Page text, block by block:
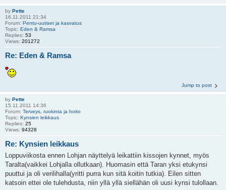
by Pette
16.11.2011 21:34
Forum: Pentu-uutiset ja kasvatus
Topic: Eden & Ramsa
Replies: 53
Views: 201272
Re: Eden & Ramsa
Jump to post
by Pette
15.11.2011 14:36
Forum: Terveys, ruokinta ja hoito
Topic: Kynsien leikkaus
Replies: 25
Views: 94328
Re: Kynsien leikkaus
Loppuviikosta ennen Lohjan näyttelyä leikattiin kissojen kynnet, myös
Taralta(vaikkei Lohjalla ollutkaan). Huomasin että Taran yksi etukynsi
puuttui ja oli verilihalla(yritti purra kun sitä koitin tutkia). Eilen sitten
katsoin ettei ole tulehdusta, niin yllä yllä siellähän oli uusi kynsi tulollaan.